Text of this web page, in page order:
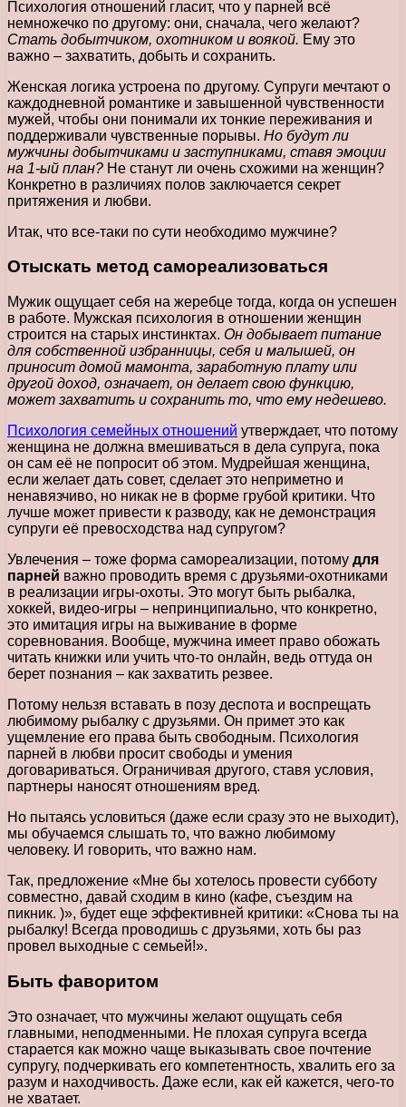
Психология отношений гласит, что у парней всё
немножечко по другому: они, сначала, чего желают?
Стать добытчиком, охотником и воякой. Ему это
важно – захватить, добыть и сохранить.
Женская логика устроена по другому. Супруги мечтают о
каждодневной романтике и завышенной чувственности
мужей, чтобы они понимали их тонкие переживания и
поддерживали чувственные порывы. Но будут ли
мужчины добытчиками и заступниками, ставя эмоции
на 1-ый план? Не станут ли очень схожими на женщин?
Конкретно в различиях полов заключается секрет
притяжения и любви.
Итак, что все-таки по сути необходимо мужчине?
Отыскать метод самореализоваться
Мужик ощущает себя на жеребце тогда, когда он успешен
в работе. Мужская психология в отношении женщин
строится на старых инстинктах. Он добывает питание
для собственной избранницы, себя и малышей, он
приносит домой мамонта, заработную плату или
другой доход, означает, он делает свою функцию,
может захватить и сохранить то, что ему недешево.
Психология семейных отношений утверждает, что потому
женщина не должна вмешиваться в дела супруга, пока
он сам её не попросит об этом. Мудрейшая женщина,
если желает дать совет, сделает это неприметно и
ненавязчиво, но никак не в форме грубой критики. Что
лучше может привести к разводу, как не демонстрация
супруги её превосходства над супругом?
Увлечения – тоже форма самореализации, потому для
парней важно проводить время с друзьями-охотниками
в реализации игры-охоты. Это могут быть рыбалка,
хоккей, видео-игры – непринципиально, что конкретно,
это имитация игры на выживание в форме
соревнования. Вообще, мужчина имеет право обожать
читать книжки или учить что-то онлайн, ведь оттуда он
берет познания – как захватить резвее.
Потому нельзя вставать в позу деспота и воспрещать
любимому рыбалку с друзьями. Он примет это как
ущемление его права быть свободным. Психология
парней в любви просит свободы и умения
договариваться. Ограничивая другого, ставя условия,
партнеры наносят отношениям вред.
Но пытаясь условиться (даже если сразу это не выходит),
мы обучаемся слышать то, что важно любимому
человеку. И говорить, что важно нам.
Так, предложение «Мне бы хотелось провести субботу
совместно, давай сходим в кино (кафе, съездим на
пикник. )», будет еще эффективней критики: «Снова ты на
рыбалку! Всегда проводишь с друзьями, хоть бы раз
провел выходные с семьей!».
Быть фаворитом
Это означает, что мужчины желают ощущать себя
главными, неподменными. Не плохая супруга всегда
старается как можно чаще выказывать свое почтение
супругу, подчеркивать его компетентность, хвалить его за
разум и находчивость. Даже если, как ей кажется, чего-то
не хватает.